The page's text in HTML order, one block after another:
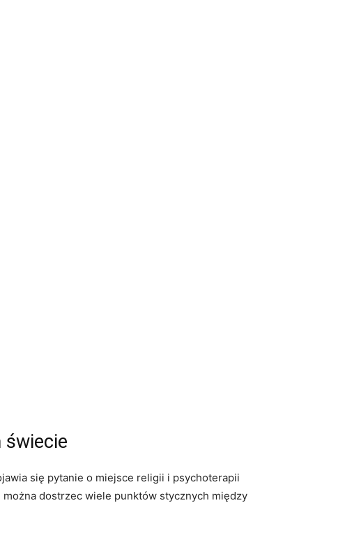
świecie
się pytanie o miejsce religii i psychoterapii
dostrzec wiele punktów stycznych między